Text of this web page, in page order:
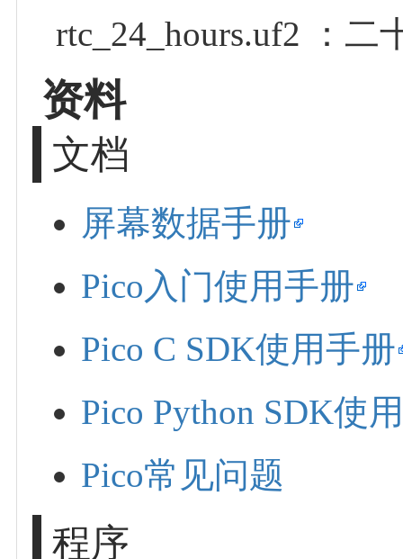
rtc_24_hours.uf2 ：二
资料
文档
屏幕数据手册
Pico入门使用手册
Pico C SDK使用手册
Pico Python SDK使
Pico常见问题
程序